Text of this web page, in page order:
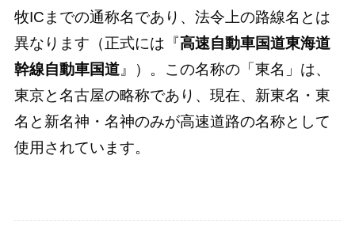
牧ICまでの通称名であり、法令上の路線名とは
異なります（正式には『高速自動車国道東海道
幹線自動車国道』）。この名称の「東名」は、
東京と名古屋の略称であり、現在、新東名・東
名と新名神・名神のみが高速道路の名称として
使用されています。